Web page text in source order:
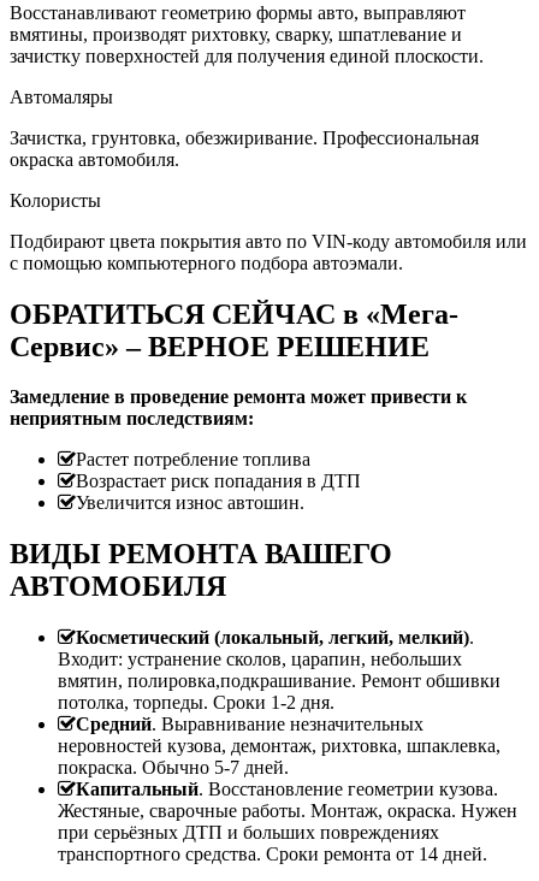
Восстанавливают геометрию формы авто, выправляют
вмятины, производят рихтовку, сварку, шпатлевание и
зачистку поверхностей для получения единой плоскости.
Автомаляры
Зачистка, грунтовка, обезжиривание. Профессиональная
окраска автомобиля.
Колористы
Подбирают цвета покрытия авто по VIN-коду автомобиля или
с помощью компьютерного подбора автоэмали.
ОБРАТИТЬСЯ СЕЙЧАС в «Мега-
Сервис» – ВЕРНОЕ РЕШЕНИЕ
Замедление в проведение ремонта может привести к
неприятным последствиям:
Растет потребление топлива
Возрастает риск попадания в ДТП
Увеличится износ автошин.
ВИДЫ РЕМОНТА ВАШЕГО
АВТОМОБИЛЯ
Косметический (локальный, легкий, мелкий).
Входит: устранение сколов, царапин, небольших
вмятин, полировка,подкрашивание. Ремонт обшивки
потолка, торпеды. Сроки 1-2 дня.
Средний. Выравнивание незначительных
неровностей кузова, демонтаж, рихтовка, шпаклевка,
покраска. Обычно 5-7 дней.
Капитальный. Восстановление геометрии кузова.
Жестяные, сварочные работы. Монтаж, окраска. Нужен
при серьёзных ДТП и больших повреждениях
транспортного средства. Сроки ремонта от 14 дней.